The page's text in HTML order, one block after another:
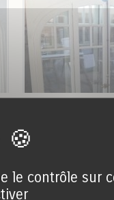
le contrôle sur